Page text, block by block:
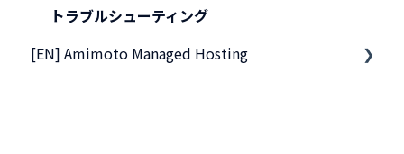
ご契約・お支払い
よくあるお問い合わせ
トラブルシューティング
[EN] Amimoto Managed Hosting